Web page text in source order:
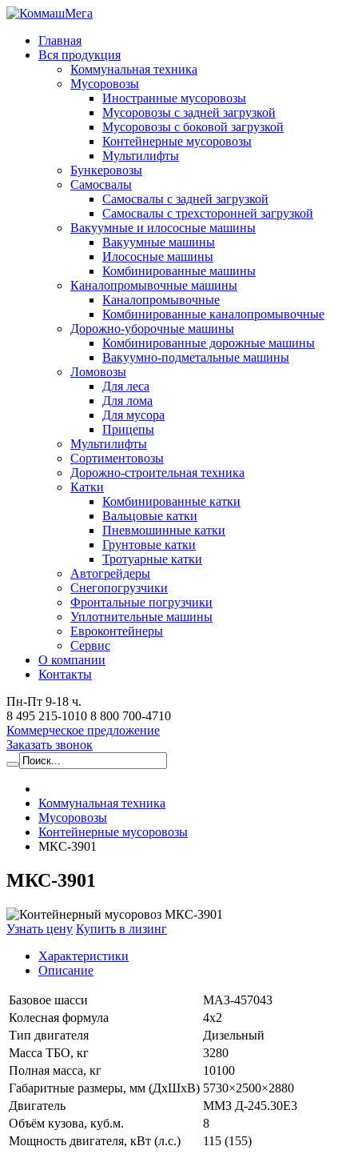
Главная
Вся продукция
Коммунальная техника
Мусоровозы
Иностранные мусоровозы
Мусоровозы с задней загрузкой
Мусоровозы с боковой загрузкой
Контейнерные мусоровозы
Мультилифты
Бункеровозы
Самосвалы
Самосвалы с задней загрузкой
Самосвалы с трехсторонней загрузкой
Вакуумные и илососные машины
Вакуумные машины
Илососные машины
Комбинированные машины
Каналопромывочные машины
Каналопромывочные
Комбинированные каналопромывочные
Дорожно-уборочные машины
Комбинированные дорожные машины
Вакуумно-подметальные машины
Ломовозы
Для леса
Для лома
Для мусора
Прицепы
Мультилифты
Сортиментовозы
Дорожно-строительная техника
Катки
Комбинированные катки
Вальцовые катки
Пневмошинные катки
Грунтовые катки
Тротуарные катки
Автогрейдеры
Снегопогрузчики
Фронтальные погрузчики
Уплотнительные машины
Евроконтейнеры
Сервис
О компании
Контакты
Пн-Пт 9-18 ч.
8 495 215-1010 8 800 700-4710
Коммерческое предложение
Заказать звонок
Коммунальная техника
Мусоровозы
Контейнерные мусоровозы
МКС-3901
МКС-3901
Узнать цену Купить в лизинг
Характеристики
Описание
Базовое шасси
МАЗ-457043
Колесная формула
4х2
Тип двигателя
Дизельный
Масса ТБО, кг
3280
Полная масса, кг
10100
Габаритные размеры, мм (ДхШхВ) 5730×2500×2880
Двигатель
ММЗ Д-245.30Е3
Объём кузова, куб.м.
8
Мощность двигателя, кВт (л.с.)
115 (155)